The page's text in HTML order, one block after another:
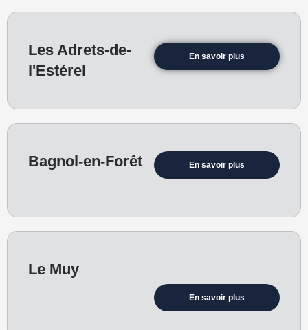
Les Adrets-de-
l'Estérel
En savoir plus
Bagnol-en-Forêt En savoir plus
Le Muy
En savoir plus